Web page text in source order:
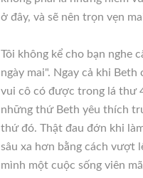
ở đây, và sẽ nên trọn vẹn
Tôi không kể cho bạn nghe
ngày mai". Ngay cả khi
vui cô có được trong lá thư
những thứ Beth yêu thích
thứ đó. Thật đau đớn khi
sâu xa hơn bằng cách vượt
mình một cuộc sống viên